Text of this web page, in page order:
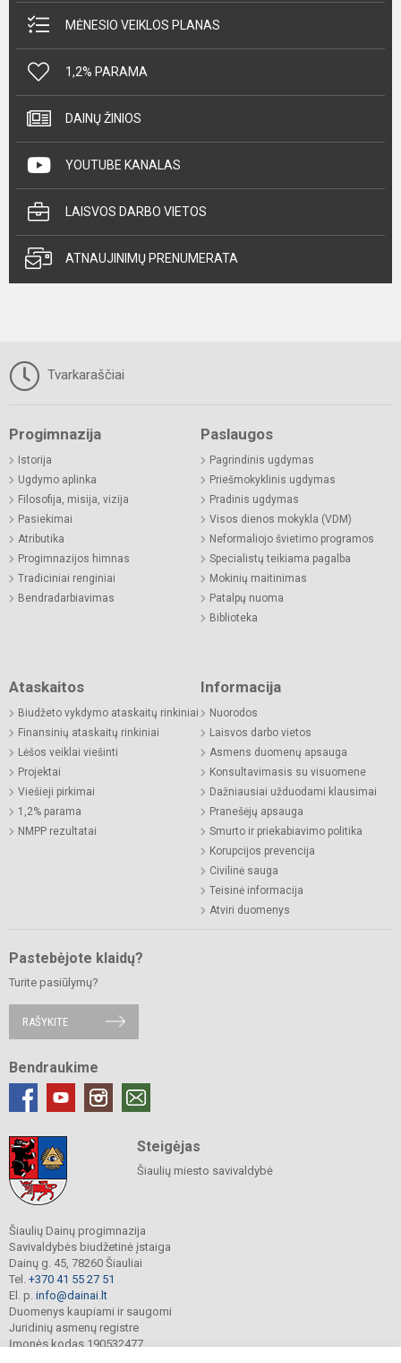
MĖNESIO VEIKLOS PLANAS
1,2% PARAMA
DAINŲ ŽINIOS
YOUTUBE KANALAS
LAISVOS DARBO VIETOS
ATNAUJINIMŲ PRENUMERATA
Tvarkaraščiai
Progimnazija
Istorija
Ugdymo aplinka
Filosofija, misija, vizija
Pasiekimai
Atributika
Progimnazijos himnas
Tradiciniai renginiai
Bendradarbiavimas
Paslaugos
Pagrindinis ugdymas
Priešmokyklinis ugdymas
Pradinis ugdymas
Visos dienos mokykla (VDM)
Neformaliojo švietimo programos
Specialistų teikiama pagalba
Mokinių maitinimas
Patalpų nuoma
Biblioteka
Ataskaitos
Biudžeto vykdymo ataskaitų rinkiniai
Finansinių ataskaitų rinkiniai
Lėšos veiklai viešinti
Projektai
Viešieji pirkimai
1,2% parama
NMPP rezultatai
Informacija
Nuorodos
Laisvos darbo vietos
Asmens duomenų apsauga
Konsultavimasis su visuomene
Dažniausiai užduodami klausimai
Pranešėjų apsauga
Smurto ir priekabiavimo politika
Korupcijos prevencija
Civilinė sauga
Teisinė informacija
Atviri duomenys
Pastebėjote klaidų?
Turite pasiūlymų?
RAŠYKITE
Bendraukime
Steigėjas
Šiaulių miesto savivaldybė
Šiaulių Dainų progimnazija
Savivaldybės biudžetinė įstaiga
Dainų g. 45, 78260 Šiauliai
Tel. +370 41 55 27 51
El. p. info@dainai.lt
Duomenys kaupiami ir saugomi
Juridinių asmenų registre
Įmonės kodas 190532477